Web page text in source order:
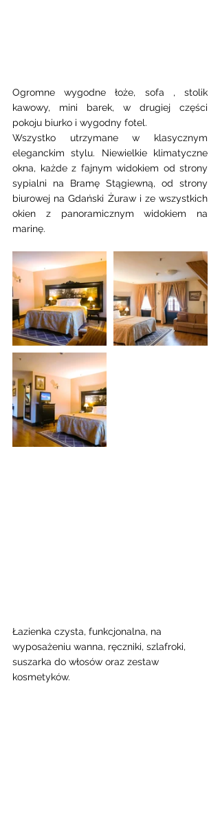
Ogromne wygodne łoże, sofa , stolik
kawowy, mini barek, w drugiej części
pokoju biurko i wygodny fotel.
Wszystko utrzymane w klasycznym
eleganckim stylu. Niewielkie klimatyczne
okna, każde z fajnym widokiem od strony
sypialni na Bramę Stągiewną, od strony
biurowej na Gdański Żuraw i ze wszystkich
okien z panoramicznym widokiem na
marinę.
Łazienka czysta, funkcjonalna, na
wyposażeniu wanna, ręczniki, szlafroki,
suszarka do włosów oraz zestaw
kosmetyków.